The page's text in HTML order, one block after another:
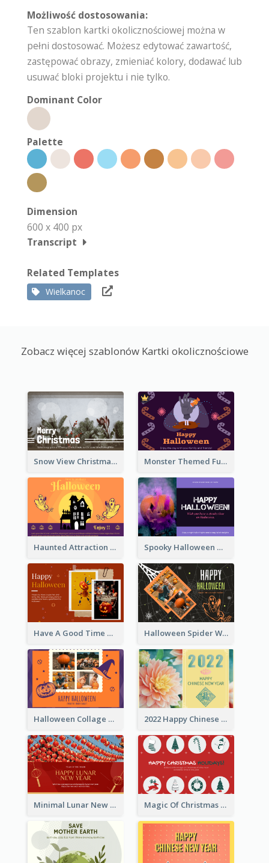
Możliwość dostosowania:
Ten szablon kartki okolicznościowej można w
pełni dostosować. Możesz edytować zawartość,
zastępować obrazy, zmieniać kolory, dodawać lub
usuwać bloki projektu i nie tylko.
Dominant Color
Palette
Dimension
600 x 400 px
Transcript
Related Templates
Wielkanoc
Zobacz więcej szablonów Kartki okolicznościowe
Snow View Christmas Card With Simple Design Monster Themed Fun Halloween Greeting Card
Haunted Attraction Themed Halloween Card Spooky Halloween Greeting Card
Have A Good Time This Halloween Greeting Card Halloween Spider Web Greeting Card
Halloween Collage Greeting Card 2022 Happy Chinese New Year Flower Photo Greeting Card
Minimal Lunar New Year Celebration Greeting Card Magic Of Christmas Holidays Greeting Card